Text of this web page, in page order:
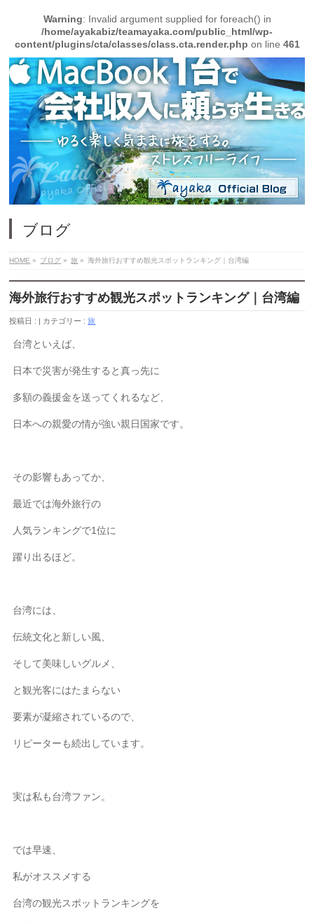
Warning: Invalid argument supplied for foreach() in
/home/ayakabiz/teamayaka.com/public_html/wp-
content/plugins/cta/classes/class.cta.render.php on line 461
ブログ
HOME » ブログ » 旅 » 海外旅行おすすめ観光スポットランキング｜台湾編
海外旅行おすすめ観光スポットランキング｜台湾編
投稿日 : カテゴリー :旅
台湾といえば、
日本で災害が発生すると真っ先に
多額の義援金を送ってくれるなど、
日本への親愛の情が強い親日国家です。
その影響もあってか、
最近では海外旅行の
人気ランキングで1位に
躍り出るほど。
台湾には、
伝統文化と新しい風、
そして美味しいグルメ、
と観光客にはたまらない
要素が凝縮されているので、
リピーターも続出しています。
実は私も台湾ファン。
では早速、
私がオススメする
台湾の観光スポットランキングを